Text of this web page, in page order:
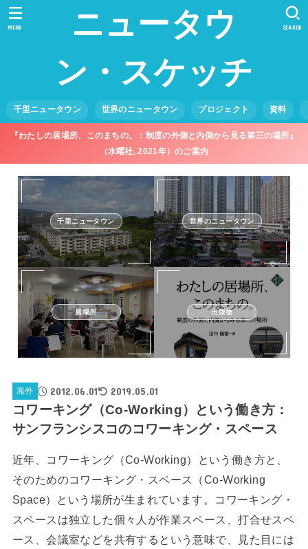
ニュータウ
ン・スケッチ
千里ニュータウン 世界のニュータウン プロジェクト 資料
SEARCH
MENU
『わたしの居場所、このまちの。：制度の外側と内側から見る第三の場所』
（水曜社, 2021年）のご案内
千里ニュータウン 世界のニュータウン
居場所 出版物
海外 2012.06.01 2019.05.01
コワーキング（Co-Working）という働き方：
サンフランシスコのコワーキング・スペース
近年、コワーキング（Co-Working）という働き方と、
そのためのコワーキング・スペース（Co-Working
Space）という場所が生まれています。コワーキング・
スペースは独立した個々人が作業スペース、打合せスペ
ース、会議室などを共有するという意味で、見た目には